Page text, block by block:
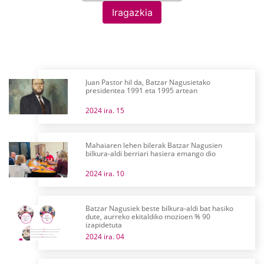
Iragazkia
Juan Pastor hil da, Batzar Nagusietako
presidentea 1991 eta 1995 artean
2024 ira. 15
Mahaiaren lehen bilerak Batzar Nagusien
bilkura-aldi berriari hasiera emango dio
2024 ira. 10
Batzar Nagusiek beste bilkura-aldi bat hasiko
dute, aurreko ekitaldiko mozioen % 90
izapidetuta
2024 ira. 04